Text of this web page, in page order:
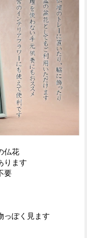
仏花
ります
要
っぽく見ます